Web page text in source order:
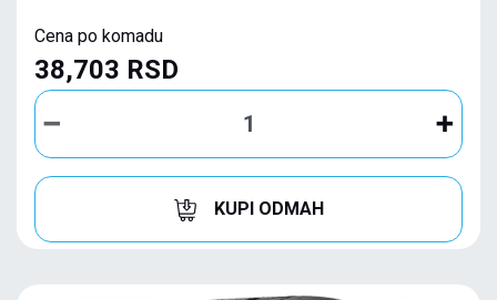
Cena po komadu
38,703 RSD
KUPI ODMAH